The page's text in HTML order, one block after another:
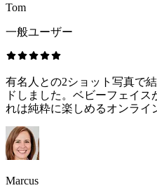
Tom
一般ユーザー
有名人との2ショット写真で
ドしました。ベビーフェイ
れは純粋に楽しめるオンライ
Marcus